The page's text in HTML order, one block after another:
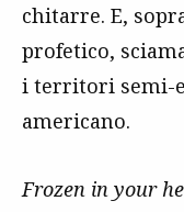
chitarre. E,
profetico,
i territori semi-
americano.
Frozen in your